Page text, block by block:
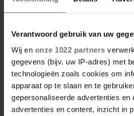
Verantwoord gebruik van uw
Wij en onze 1022 partners
gegevens (bijv. uw IP-adres) met
technologieën zoals cookies om
apparaat op te slaan en te
gepersonaliseerde advertenties en
advertenties en content, inzicht in